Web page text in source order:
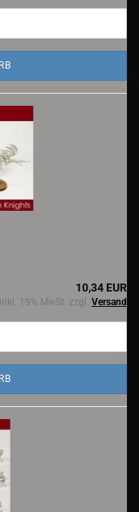
10,34 EUR
inkl. 19% MwSt. zzgl. Versand